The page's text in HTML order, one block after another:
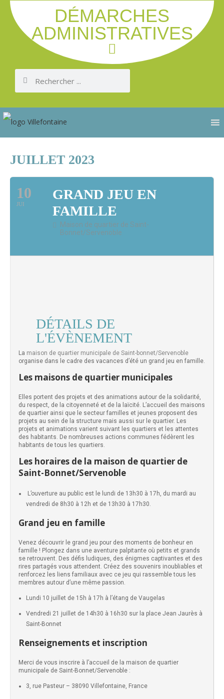
DÉMARCHES
ADMINISTRATIVES
JUILLET 2023
10
JUI
GRAND JEU EN
FAMILLE
Maison de quartier de Saint-
Bonnet/Servenoble
DÉTAILS DE
L'ÉVÈNEMENT
La maison de quartier municipale de Saint-bonnet/Servenoble
organise dans le cadre des vacances d’été un grand jeu en famille.
Les maisons de quartier municipales
Elles portent des projets et des animations autour de la solidarité,
du respect, de la citoyenneté et de la laïcité. L’accueil des maisons
de quartier ainsi que le secteur familles et jeunes proposent des
projets au sein de la structure mais aussi sur le quartier. Les
projets et animations varient suivant les quartiers et les attentes
des habitants. De nombreuses actions communes fédèrent les
habitants de tous les quartiers.
Les horaires de la maison de quartier de
Saint-Bonnet/Servenoble
L’ouverture au public est le lundi de 13h30 à 17h, du mardi au
vendredi de 8h30 à 12h et de 13h30 à 17h30.
Grand jeu en famille
Venez découvrir le grand jeu pour des moments de bonheur en
famille ! Plongez dans une aventure palpitante où petits et grands
se retrouvent. Des défis ludiques, des énigmes captivantes et des
rires partagés vous attendent. Créez des souvenirs inoubliables et
renforcez les liens familiaux avec ce jeu qui rassemble tous les
membres autour d’une même passion.
Lundi 10 juillet de 15h à 17h à l’étang de Vaugelas
Vendredi 21 juillet de 14h30 à 16h30 sur la place Jean Jaurès à
Saint-Bonnet
Renseignements et inscription
Merci de vous inscrire à l’accueil de la maison de quartier
municipale de Saint-Bonnet/Servenoble :
3, rue Pasteur – 38090 Villefontaine, France